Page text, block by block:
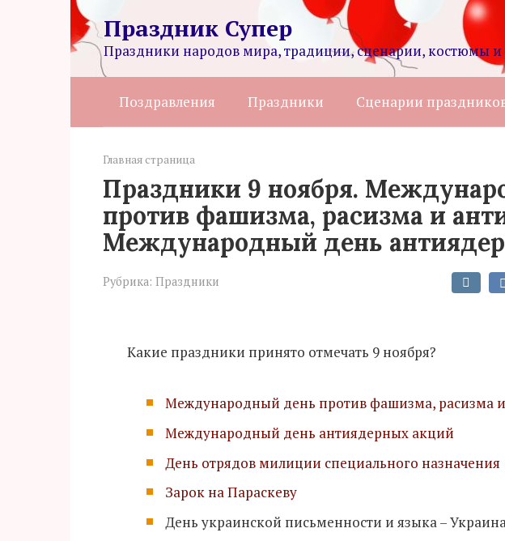
Праздник Супер
Праздники народов мира, традиции, сценарии, костюмы
Поздравления Праздники Сценарии
Главная страница
Праздники 9 ноября.
против фашизма, расизма и
Международный день
Рубрика: Праздники
Какие праздники принято отмечать 9 ноября?
Международный день против фашизма, расизма
Международный день антиядерных акций
День отрядов милиции специального назначения
Зарок на Параскеву
День украинской письменности и языка –